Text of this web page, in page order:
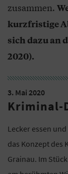
zusammen.
kurzfristige
sich dazu an
2020).
3. Mai 2020
Kriminal-
Lecker essen
das Konzept des
Grainau. Im